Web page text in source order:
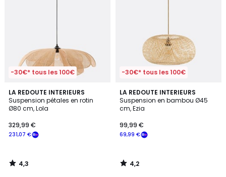
-30€* tous les 100€
LA REDOUTE INTERIEURS
Suspension pétales en rotin
Ø80 cm, Lola
231,07 €
329,99 €
4,3
/ 5
4,3
/
-30€* tous les 100€
LA REDOUTE INTERIEURS
Suspension en bambou Ø45
cm, Ezia
69,99 €
99,99 €
4,2
/ 5
4,2
/